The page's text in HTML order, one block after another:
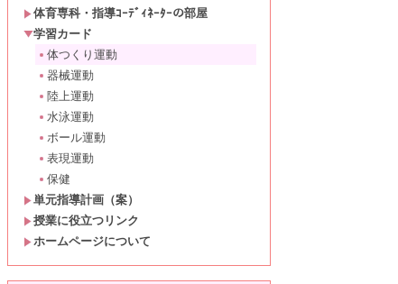
体育専科・指導ｺｰﾃﾞｨﾈｰﾀｰの部屋
学習カード
体つくり運動
器械運動
陸上運動
水泳運動
ボール運動
表現運動
保健
単元指導計画（案）
授業に役立つリンク
ホームページについて